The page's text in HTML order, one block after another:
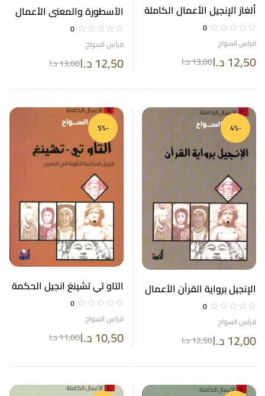
ألغاز الإنجيل الأعمال الكاملة
21
0
فراس السواح
13,00د.ا 12,50د.ا
الأسطورة والمعنى الأعمال
الكاملة 7
0
فراس السواح
13,00د.ا 12,50د.ا
-4%
الإنجيل برواية القرآن الأعمال
الكاملة 20
0
فراس السواح
12,50د.ا 12,00د.ا
-5%
التاو تي تشينغ انجيل الحكمة
التاوية في الصين الأعمال
الكاملة 9
0
فراس السواح
11,00د.ا 10,50د.ا